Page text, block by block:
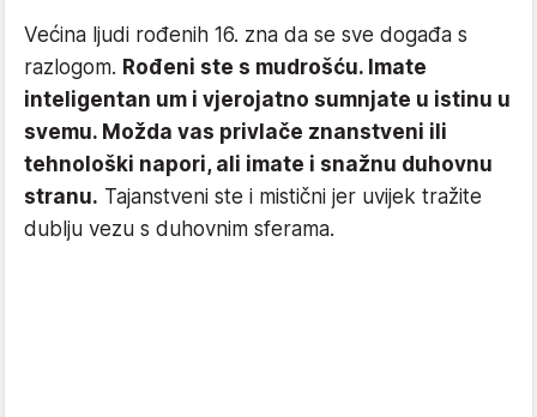
Većina ljudi rođenih 16. zna da se sve događa s
razlogom. Rođeni ste s mudrošću. Imate
inteligentan um i vjerojatno sumnjate u istinu u
svemu. Možda vas privlače znanstveni ili
tehnološki napori, ali imate i snažnu duhovnu
stranu. Tajanstveni ste i mistični jer uvijek tražite
dublju vezu s duhovnim sferama.